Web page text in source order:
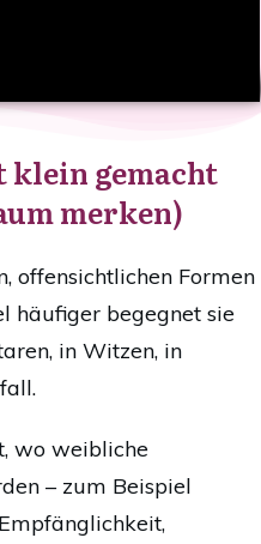
gemacht
merken)
offensichtlichen Formen
häufiger begegnet sie
in Witzen, in
wo weibliche
– zum Beispiel